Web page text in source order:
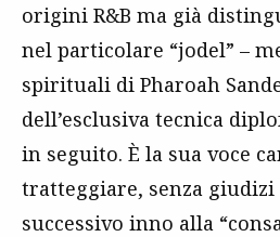
origini R&B ma già
nel particolare “jodel” –
spirituali di Pharoah
dell’esclusiva tecnica
in seguito. È la sua voce
tratteggiare, senza
successivo inno alla